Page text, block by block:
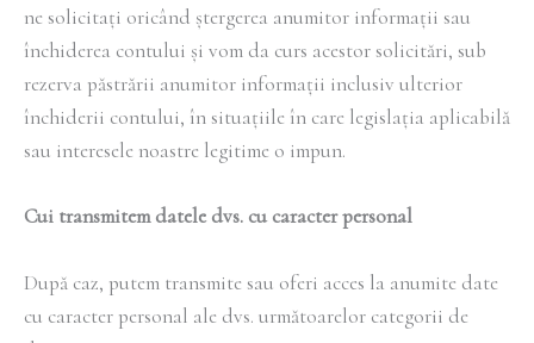
ne solicitați oricând ștergerea anumitor informații sau
închiderea contului și vom da curs acestor solicitări, sub
rezerva păstrării anumitor informații inclusiv ulterior
închiderii contului, în situațiile în care legislația aplicabilă
sau interesele noastre legitime o impun.
Cui transmitem datele dvs. cu caracter personal
După caz, putem transmite sau oferi acces la anumite date
cu caracter personal ale dvs. următoarelor categorii de